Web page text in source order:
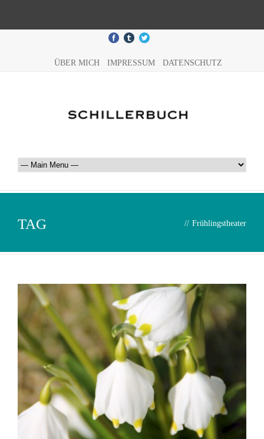
ÜBER MICH IMPRESSUM DATENSCHUTZ
TAG // Frühlingstheater